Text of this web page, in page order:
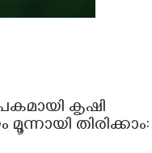
കൃഷി
തിരിക്കാം: